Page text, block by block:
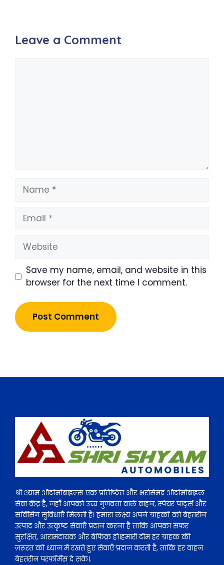
Leave a Comment
Name
Email
Website
Save my name, email, and website in this
browser for the next time I comment.
श्री श्याम ऑटोमोबाइल्स एक प्रतिष्ठित और भरोसेमंद ऑटोमोबाइल
सेवा केंद्र है, जहाँ आपको उच्च गुणवत्ता वाले वाहन, स्पेयर पार्ट्स और
सर्विसिंग सुविधाएँ मिलती हैं। हमारा लक्ष्य अपने ग्राहकों को बेहतरीन
उत्पाद और उत्कृष्ट सेवाएँ प्रदान करना है ताकि आपका सफर
सुरक्षित, आरामदायक और बेफिक्र हो।हमारी टीम हर ग्राहक की
ज़रूरत को ध्यान में रखते हुए सेवाएँ प्रदान करती है, ताकि हर वाहन
बेहतरीन परफॉर्मेंस दे सके।.